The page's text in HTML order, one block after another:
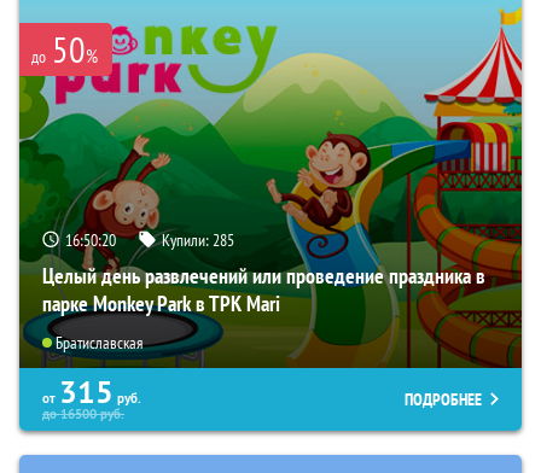
до 50%
16:50:19 Купили:285
Целый день развлечений или проведение праздника в
парке Monkey Park в ТРК Mari
Братиславская
от 315 руб.
до16500руб.
ПОДРОБНЕЕ